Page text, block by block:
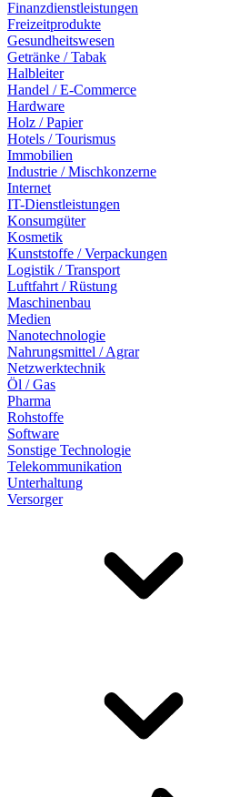
Finanzdienstleistungen
Freizeitprodukte
Gesundheitswesen
Getränke / Tabak
Halbleiter
Handel / E-Commerce
Hardware
Holz / Papier
Hotels / Tourismus
Immobilien
Industrie / Mischkonzerne
Internet
IT-Dienstleistungen
Konsumgüter
Kosmetik
Kunststoffe / Verpackungen
Logistik / Transport
Luftfahrt / Rüstung
Maschinenbau
Medien
Nanotechnologie
Nahrungsmittel / Agrar
Netzwerktechnik
Öl / Gas
Pharma
Rohstoffe
Software
Sonstige Technologie
Telekommunikation
Unterhaltung
Versorger